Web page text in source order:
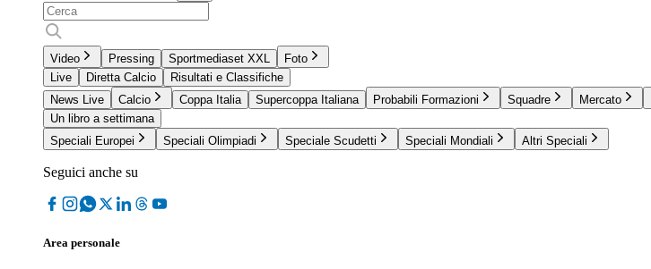
Video Pressing Sportmediaset XXL
Foto
Live
Diretta Calcio
Risultati e Classifiche
News Live
Calcio Coppa Italia Supercoppa Italiana Probabili Formazioni Squadre Mercato
Un libro a settimana
Speciali Europei
Speciali Olimpiadi Speciale Scudetti Speciali Mondiali Altri Speciali
Seguici anche su
Area personale